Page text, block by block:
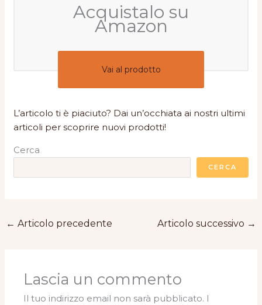
Acquistalo su
Amazon
Vai al prodotto
L’articolo ti è piaciuto? Dai un’occhiata ai nostri ultimi
articoli per scoprire nuovi prodotti!
Cerca
CERCA
← Articolo precedente Articolo successivo →
Lascia un commento
Il tuo indirizzo email non sarà pubblicato. I